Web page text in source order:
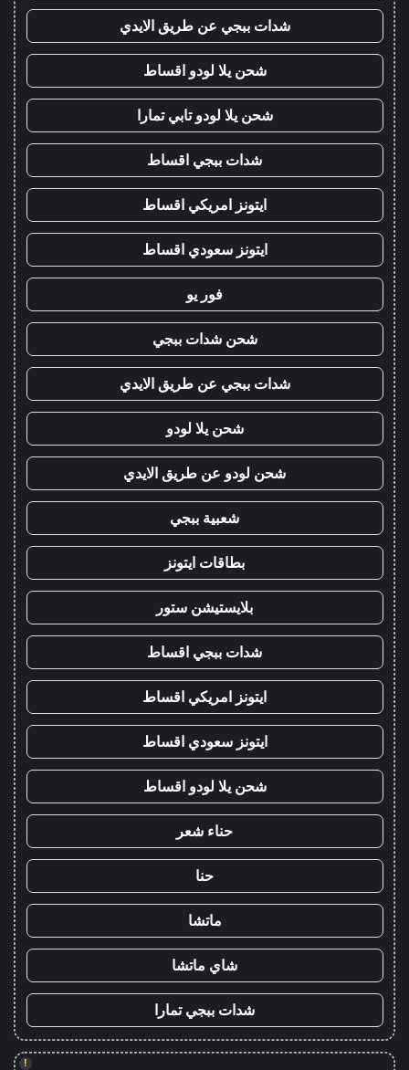
شدات ببجي عن طريق الايدي
شحن يلا لودو اقساط
شحن يلا لودو تابي تمارا
شدات ببجي اقساط
ايتونز امريكي اقساط
ايتونز سعودي اقساط
فور يو
شحن شدات ببجي
شدات ببجي عن طريق الايدي
شحن يلا لودو
شحن لودو عن طريق الايدي
شعبية ببجي
بطاقات ايتونز
بلايستيشن ستور
شدات ببجي اقساط
ايتونز امريكي اقساط
ايتونز سعودي اقساط
شحن يلا لودو اقساط
حناء شعر
حنا
ماتشا
شاي ماتشا
شدات ببجي تمارا
!